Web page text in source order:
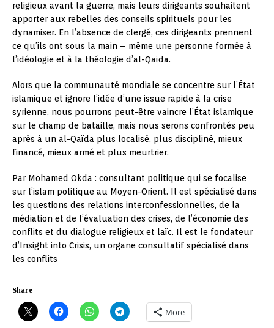
religieux avant la guerre, mais leurs dirigeants souhaitent
apporter aux rebelles des conseils spirituels pour les
dynamiser. En l’absence de clergé, ces dirigeants prennent
ce qu’ils ont sous la main – même une personne formée à
l’idéologie et à la théologie d’al-Qaïda.
Alors que la communauté mondiale se concentre sur l’État
islamique et ignore l’idée d’une issue rapide à la crise
syrienne, nous pourrons peut-être vaincre l’État islamique
sur le champ de bataille, mais nous serons confrontés peu
après à un al-Qaïda plus localisé, plus discipliné, mieux
financé, mieux armé et plus meurtrier.
Par Mohamed Okda : consultant politique qui se focalise
sur l’islam politique au Moyen-Orient. Il est spécialisé dans
les questions des relations interconfessionnelles, de la
médiation et de l’évaluation des crises, de l’économie des
conflits et du dialogue religieux et laïc. Il est le fondateur
d’Insight into Crisis, un organe consultatif spécialisé dans
les conflits
Share
More